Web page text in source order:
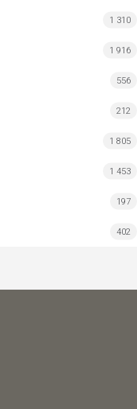
1 310
1 916
556
212
1 805
1 453
197
402